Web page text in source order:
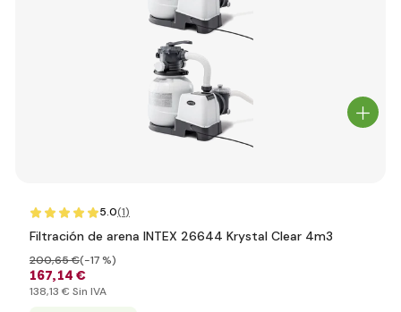
5.0(1)
Filtración de arena INTEX 26644 Krystal Clear 4m3
167,14 €
200,65 €(-17 %)
138,13 € Sin IVA